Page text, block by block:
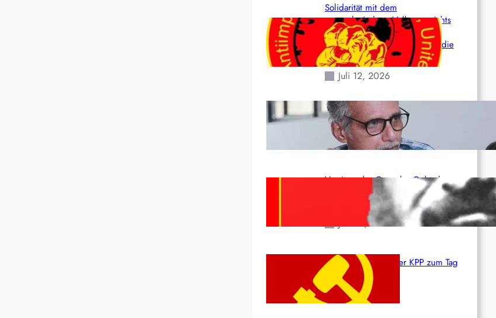
Solidarität mit dem
venezolanischem Volk angesichts
der verlorenen Leben und der
katastrophalen Situation durch die
Erdbeben des 24. Juni!
Juli 12, 2026
Indien: „Die Politik der
Kapitulation“ von K. Murali (Ajith)
Juli 1, 2026
Vorsitzender Gonzalo: Gebt das
Leben für die Partei und die
Juni 19, 2026
Beschluss des ZK der KPP zum Tag
des Heldentums
Juni 19, 2026